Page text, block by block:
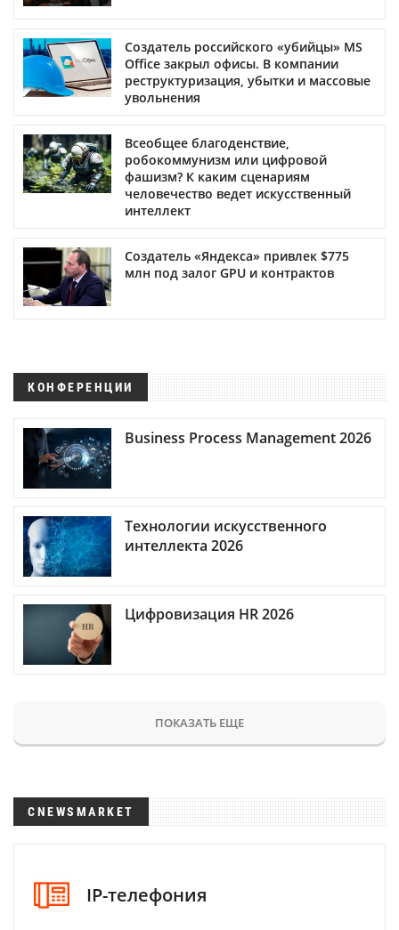
Создатель российского «убийцы» MS
Office закрыл офисы. В компании
реструктуризация, убытки и массовые
увольнения
Всеобщее благоденствие,
робокоммунизм или цифровой
фашизм? К каким сценариям
человечество ведет искусственный
интеллект
Создатель «Яндекса» привлек $775
млн под залог GPU и контрактов
КОНФЕРЕНЦИИ
Business Process Management 2026
Технологии искусственного
интеллекта 2026
Цифровизация HR 2026
ПОКАЗАТЬ ЕЩЕ
CNEWSMARKET
IP-телефония